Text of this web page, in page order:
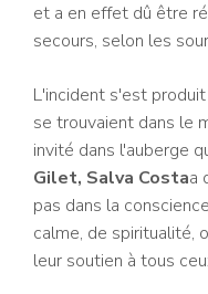
et a en effet dû être
secours, selon les
L'incident s'est
se trouvaient dans le
invité dans l'auberge
Gilet, Salva Costaa
pas dans la
calme, de spiritualité,
leur soutien à tous